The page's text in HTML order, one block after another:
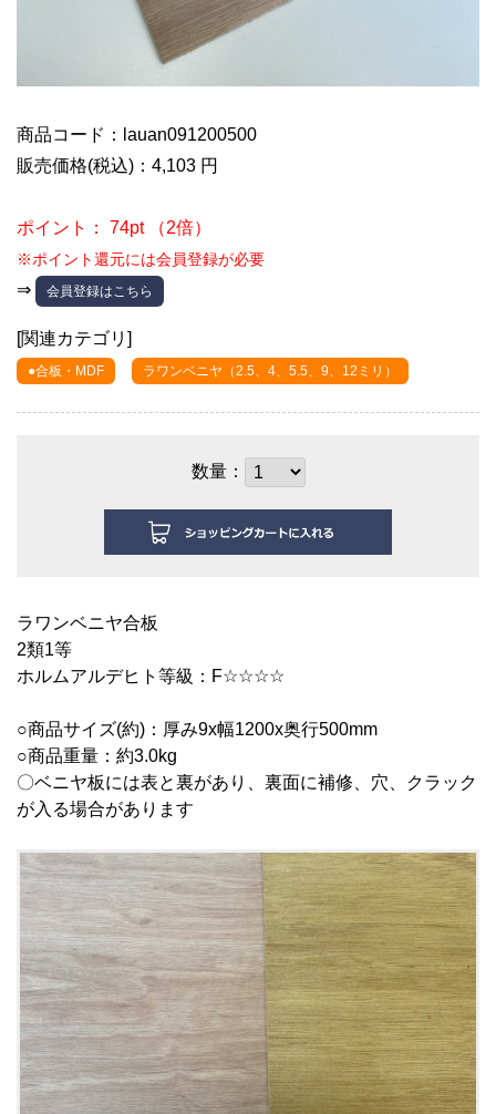
商品コード：lauan091200500
販売価格(税込)：4,103 円
ポイント： 74pt （2倍）
※ポイント還元には会員登録が必要
⇒ 会員登録はこちら
[関連カテゴリ]
●合板・MDF ラワンベニヤ（2.5、4、5.5、9、12ミリ）
数量：
ラワンベニヤ合板
2類1等
ホルムアルデヒト等級：F☆☆☆☆
○商品サイズ(約)：厚み9x幅1200x奥行500mm
○商品重量：約3.0kg
〇ベニヤ板には表と裏があり、裏面に補修、穴、クラック
が入る場合があります